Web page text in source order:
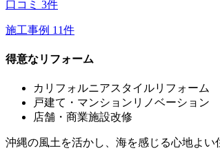
口コミ 3件
施工事例 11件
得意なリフォーム
カリフォルニアスタイルリフォーム
戸建て・マンションリノベーション
店舗・商業施設改修
沖縄の風土を活かし、海を感じる心地よ